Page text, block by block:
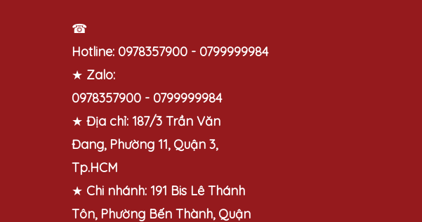
☎
Hotline: 0978357900 - 0799999984
★ Zalo:
0978357900 - 0799999984
★ Địa chỉ: 187/3 Trần Văn
Đang, Phường 11, Quận 3,
Tp.HCM
★ Chi nhánh: 191 Bis Lê Thánh
Tôn, Phường Bến Thành, Quận